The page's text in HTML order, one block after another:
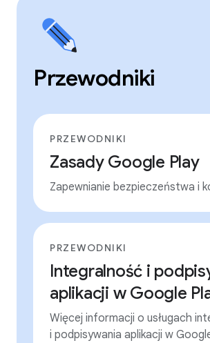
Przewodniki
PRZEWODNIKI
Zasady Google Play
Zapewnianie bezpieczeństwa i
PRZEWODNIKI
Integralność i
aplikacji w Google
Więcej informacji o usługach
i podpisywania aplikacji w